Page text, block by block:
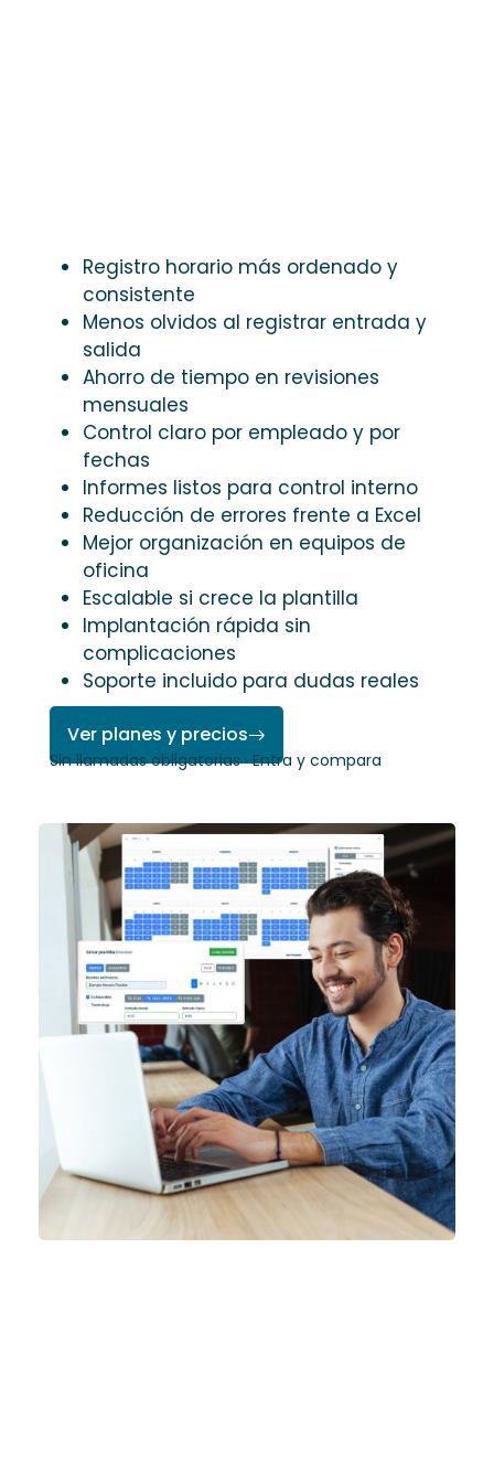
Registro horario más ordenado y
consistente
Menos olvidos al registrar entrada y
salida
Ahorro de tiempo en revisiones
mensuales
Control claro por empleado y por
fechas
Informes listos para control interno
Reducción de errores frente a Excel
Mejor organización en equipos de
oficina
Escalable si crece la plantilla
Implantación rápida sin
complicaciones
Soporte incluido para dudas reales
Ver planes y precios
Sin llamadas obligatorias · Entra y compara